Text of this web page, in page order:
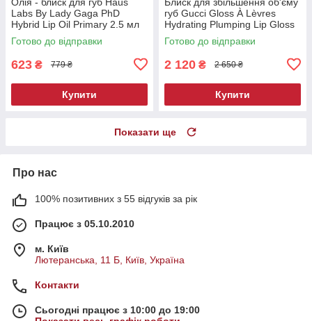
Labs By Lady Gaga PhD
Hybrid Lip Oil Primary 2.5 мл
Готово до відправки
623 ₴ 779 ₴
Купити
губ Gucci Gloss À Lèvres
Hydrating Plumping Lip Gloss
509 Rosso Ancora 6.5 мл
Готово до відправки
2 120 ₴ 2 650 ₴
Купити
Показати ще
Про нас
100% позитивних з 55 відгуків за рік
Працює з 05.10.2010
м. Київ
Лютеранська, 11 Б, Київ, Україна
Контакти
Сьогодні працює з 10:00 до 19:00